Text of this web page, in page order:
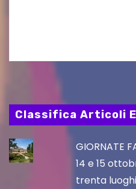
Classifica Articoli
GIORNATE
14 e 15
trenta